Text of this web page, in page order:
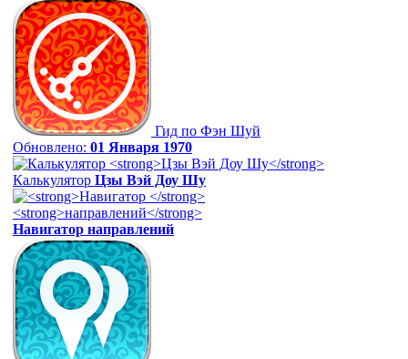
Гид по Фэн Шуй
Обновлено: 01 Января 1970
Калькулятор Цзы Вэй Доу Шу
Навигатор направлений